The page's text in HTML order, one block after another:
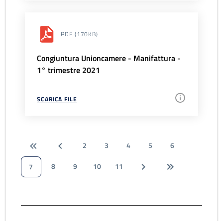
PDF (170KB)
Congiuntura Unioncamere - Manifattura -
1° trimestre 2021
SCARICA FILE
2 3 4 5
6
7
8 9 10 11